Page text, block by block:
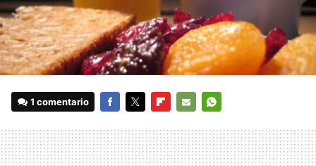
1 comentario
MAIL